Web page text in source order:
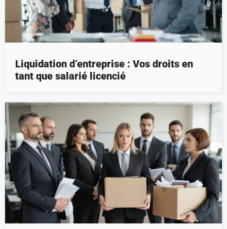
Liquidation d’entreprise : Vos droits en
tant que salarié licencié